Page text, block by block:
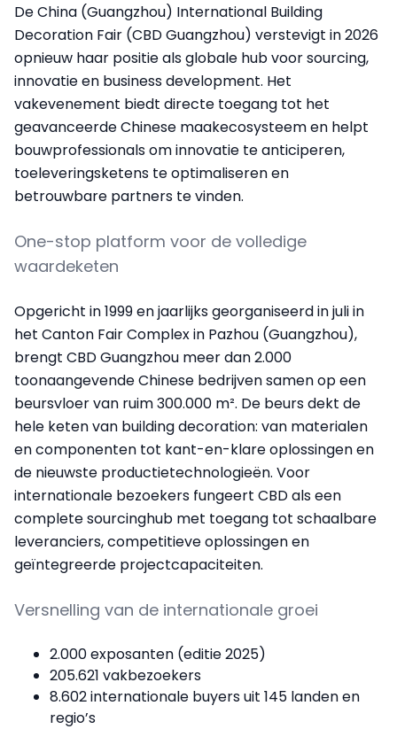
De China (Guangzhou) International Building
Decoration Fair (CBD Guangzhou) verstevigt in 2026
opnieuw haar positie als globale hub voor sourcing,
innovatie en business development. Het
vakevenement biedt directe toegang tot het
geavanceerde Chinese maakecosysteem en helpt
bouwprofessionals om innovatie te anticiperen,
toeleveringsketens te optimaliseren en
betrouwbare partners te vinden.
One-stop platform voor de volledige
waardeketen
Opgericht in 1999 en jaarlijks georganiseerd in juli in
het Canton Fair Complex in Pazhou (Guangzhou),
brengt CBD Guangzhou meer dan 2.000
toonaangevende Chinese bedrijven samen op een
beursvloer van ruim 300.000 m². De beurs dekt de
hele keten van building decoration: van materialen
en componenten tot kant-en-klare oplossingen en
de nieuwste productietechnologieën. Voor
internationale bezoekers fungeert CBD als een
complete sourcinghub met toegang tot schaalbare
leveranciers, competitieve oplossingen en
geïntegreerde projectcapaciteiten.
Versnelling van de internationale groei
2.000 exposanten (editie 2025)
205.621 vakbezoekers
8.602 internationale buyers uit 145 landen en
regio’s